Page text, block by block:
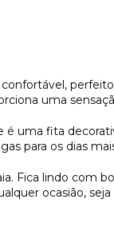
confortável,
uma
é uma fita
para os dias
Fica lindo com
ocasião,